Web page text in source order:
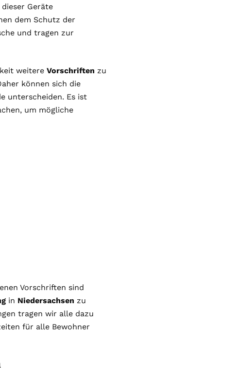
Geräte
dem Schutz der
und tragen zur
weitere Vorschriften zu
können sich die
unterscheiden. Es ist
um mögliche
Vorschriften sind
in Niedersachsen zu
tragen wir alle dazu
für alle Bewohner